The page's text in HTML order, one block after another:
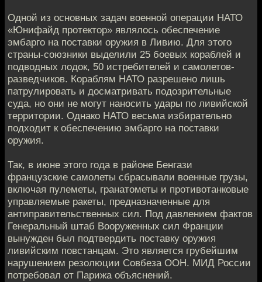
Одной из основных задач военной операции НАТО
«Юнифайд протектор» являлось обеспечение
эмбарго на поставки оружия в Ливию. Для этого
страны-союзники выделили 25 боевых кораблей и
подводных лодок, 50 истребителей и самолетов-
разведчиков. Кораблям НАТО разрешено лишь
патрулировать и досматривать подозрительные
суда, но они не могут наносить удары по ливийской
территории. Однако НАТО весьма избирательно
подходит к обеспечению эмбарго на поставки
оружия.
Так, в июне этого года в районе Бенгази
французские самолеты сбрасывали военные грузы,
включая пулеметы, гранатометы и противотанковые
управляемые ракеты, предназначенные для
антиправительственных сил. Под давлением фактов
Генеральный штаб Вооруженных сил Франции
вынужден был подтвердить поставку оружия
ливийским повстанцам. Это является грубейшим
нарушением резолюции Совбеза ООН. МИД России
потребовал от Парижа объяснений.